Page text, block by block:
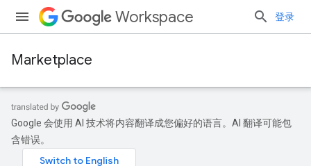
Workspace 登录
Marketplace
Google 会使用 AI 技术将内容翻译成您偏好的语言。AI 翻译可能包
含错误。